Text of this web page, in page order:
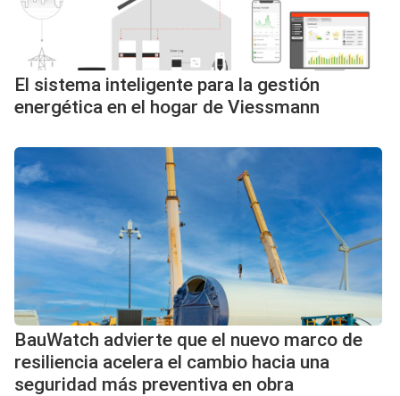
El sistema inteligente para la gestión
energética en el hogar de Viessmann
BauWatch advierte que el nuevo marco de
resiliencia acelera el cambio hacia una
seguridad más preventiva en obra